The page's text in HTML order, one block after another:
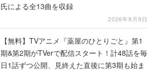
氏による全13曲を収録
2026年8月9日
【無料】TVアニメ『薬屋のひとりごと』第1
期&第2期がTVerで配信スタート！計48話を毎
日1話ずつ公開、見終えた直後に第3期も始ま